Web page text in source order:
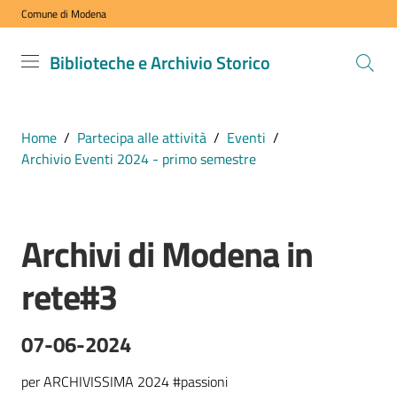
Vai al contenuto
Vai alla navigazione
Vai al footer
Comune di Modena
Biblioteche e Archivio Storico
Biblioteche
COMUNE DI
MODENA
nostri
ESPLORA
i
Home / Partecipa alle attività / Eventi /
Archivio Eventi 2024 - primo semestre
Salta al contenuto
Archivi di Modena in
rete#3
07-06-2024
per ARCHIVISSIMA 2024 #passioni